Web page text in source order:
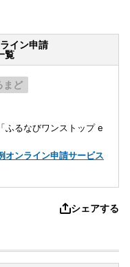
イン申請
覧
まど
ふるなびワンストップ e
オンライン申請サービス
シェアする